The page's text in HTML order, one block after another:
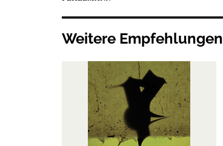
Weitere Empfehlungen